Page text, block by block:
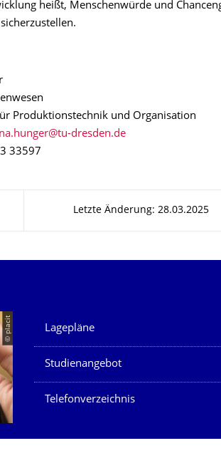
heißt, Menschenwürde und
Produktionstechnik und Organisation
33597
Letzte Änderung: 28.03.2025
© placit Unsere Dienste
Lagepläne
Studienangebot
Telefonverzeichnis